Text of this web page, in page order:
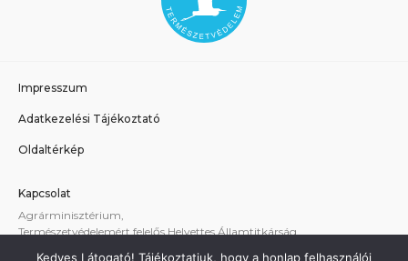
Impresszum
Adatkezelési Tájékoztató
Oldaltérkép
Kapcsolat
Agrárminisztérium,
Természetvédelemért felelős Helyettes Államtitkárság
Kedves Látogató! Tájékoztatjuk, hogy a honlap felhasználói